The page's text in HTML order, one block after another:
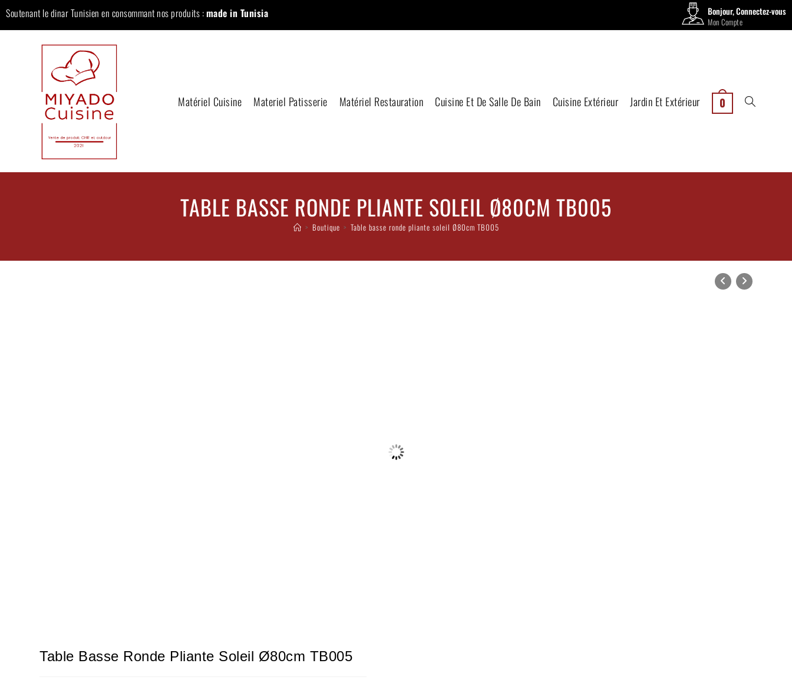
Soutenant le dinar Tunisien en consommant nos produits :made in Tunisia Bonjour, Connectez-vous
Mon Compte
Matériel Cuisine Materiel Patisserie Matériel Restauration Cuisine Et De Salle De Bain Cuisine Extérieur Jardin Et Extérieur 0
TABLE BASSE RONDE PLIANTE SOLEIL Ø80CM TB005
> Boutique > Table basse ronde pliante soleil Ø80cm TB005
Table Basse Ronde Pliante Soleil Ø80cm TB005